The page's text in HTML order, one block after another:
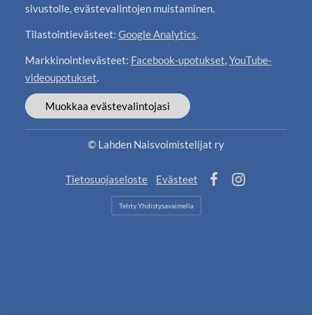
sivustolle, evästevalintojen muistaminen.
Tilastointievästeet: Google Analytics.
Markkinointievästeet: Facebook-upotukset,YouTube-
videoupotukset.
Muokkaa evästevalintojasi
© Lahden Naisvoimistelijat ry
Tietosuojaseloste
Evästeet
Tehty Yhdistysavaimella